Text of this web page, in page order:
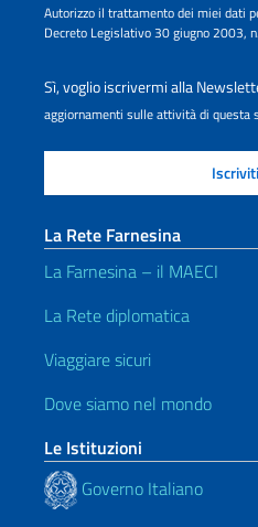
Autorizzo il trattamento dei miei dati
Decreto Legislativo 30 giugno 2003,
Sì, voglio iscrivermi alla
aggiornamenti sulle attività di questa
La Rete Farnesina
La Farnesina – il MAECI
La Rete diplomatica
Viaggiare sicuri
Dove siamo nel mondo
Le Istituzioni
Governo Italiano